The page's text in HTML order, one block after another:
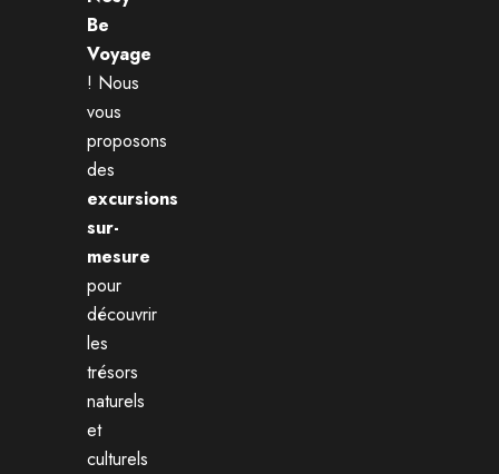
Be
Voyage
! Nous
vous
proposons
des
excursions
sur-
mesure
pour
découvrir
les
trésors
naturels
et
culturels